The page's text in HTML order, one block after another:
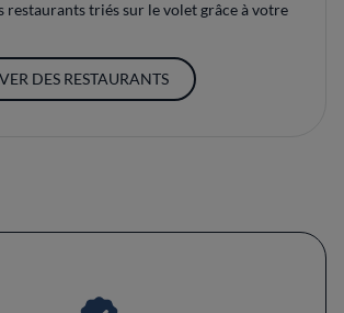
restaurants triés sur le volet grâce à votre
DES RESTAURANTS